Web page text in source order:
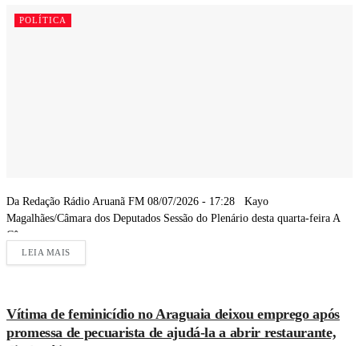
POLÍTICA
Da Redação Rádio Aruanã FM 08/07/2026 - 17:28 Kayo
Magalhães/Câmara dos Deputados Sessão do Plenário desta quarta-feira A
Câmara...
LEIA MAIS
Vítima de feminicídio no Araguaia deixou emprego após
promessa de pecuarista de ajudá-la a abrir restaurante,